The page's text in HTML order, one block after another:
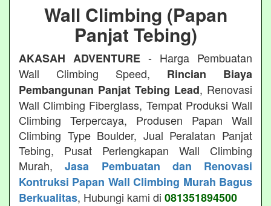
Wall Climbing (Papan
Panjat Tebing)
AKASAH ADVENTURE - Harga Pembuatan
Wall Climbing Speed, Rincian Biaya
Pembangunan Panjat Tebing Lead, Renovasi
Wall Climbing Fiberglass, Tempat Produksi Wall
Climbing Terpercaya, Produsen Papan Wall
Climbing Type Boulder, Jual Peralatan Panjat
Tebing, Pusat Perlengkapan Wall Climbing
Murah,Jasa Pembuatan dan Renovasi
Kontruksi Papan Wall Climbing Murah Bagus
Berkualitas, Hubungi kami di 081351894500